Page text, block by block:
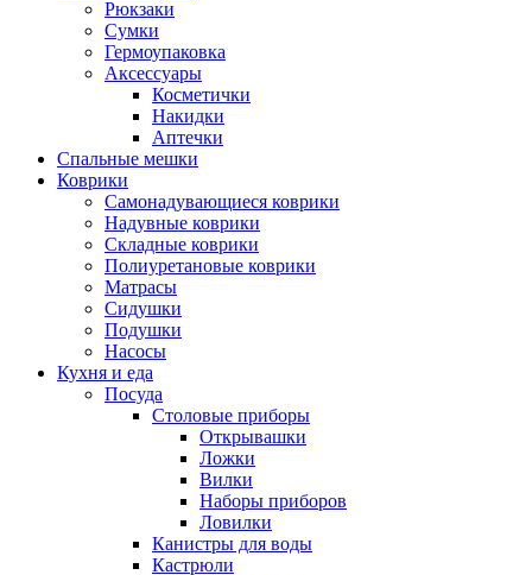
Рюкзаки
Сумки
Гермоупаковка
Аксессуары
Косметички
Накидки
Аптечки
Спальные мешки
Коврики
Самонадувающиеся коврики
Надувные коврики
Складные коврики
Полиуретановые коврики
Матрасы
Сидушки
Подушки
Насосы
Кухня и еда
Посуда
Столовые приборы
Открывашки
Ложки
Вилки
Наборы приборов
Ловилки
Канистры для воды
Кастрюли